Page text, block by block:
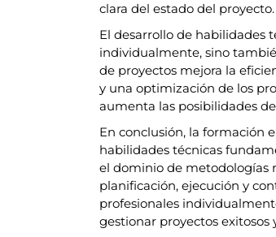
clara del estado del proyecto.
El desarrollo de habilidades
individualmente, sino
de proyectos mejora la
y una optimización de los
aumenta las posibilidades
En conclusión, la formación
habilidades técnicas
el dominio de metodologías
planificación, ejecución y
profesionales
gestionar proyectos